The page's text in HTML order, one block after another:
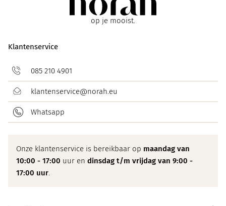
op je mooist.
Klantenservice
085 210 4901
klantenservice@norah.eu
Whatsapp
Onze klantenservice is bereikbaar op maandag van
10:00 - 17:00 uur en dinsdag t/m vrijdag van 9:00 -
17:00 uur.